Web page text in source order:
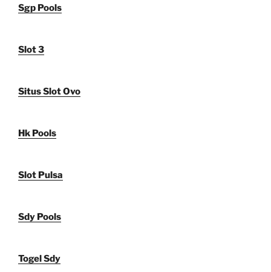
Sgp Pools
Slot 3
Situs Slot Ovo
Hk Pools
Slot Pulsa
Sdy Pools
Togel Sdy